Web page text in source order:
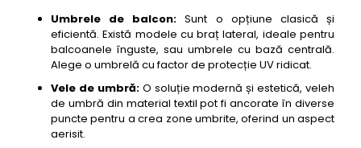
Umbrele de balcon: Sunt o opțiune clasică și
eficientă. Există modele cu braț lateral, ideale pentru
balcoanele înguste, sau umbrele cu bază centrală.
Alege o umbrelă cu factor de protecție UV ridicat.
Vele de umbră:O soluție modernă și estetică, veleh
de umbră din material textil pot fi ancorate în diverse
puncte pentru a crea zone umbrite, oferind un aspect
aerisit.